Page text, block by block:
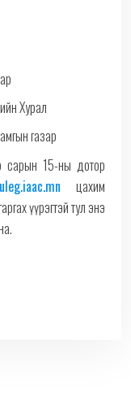
Хурал
газар
сарын 15-ны дотор
цахим
үүрэгтэй тул энэ